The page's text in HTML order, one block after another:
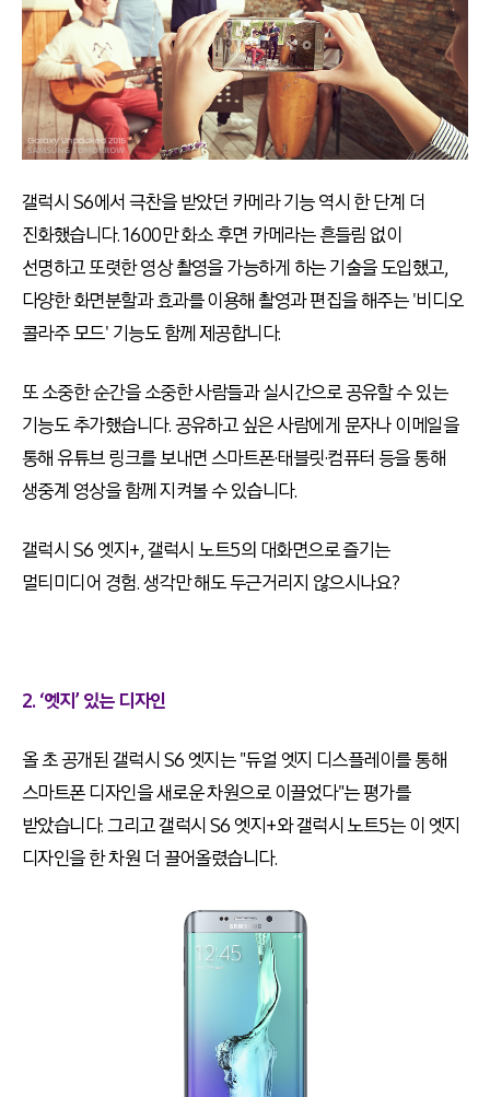
갤럭시 S6에서 극찬을 받았던 카메라 기능 역시 한 단계 더
진화했습니다. 1600만 화소 후면 카메라는 흔들림 없이
선명하고 또렷한 영상 촬영을 가능하게 하는 기술을 도입했고,
다양한 화면분할과 효과를 이용해 촬영과 편집을 해주는 '비디오
콜라주 모드' 기능도 함께 제공합니다.
또 소중한 순간을 소중한 사람들과 실시간으로 공유할 수 있는
기능도 추가했습니다. 공유하고 싶은 사람에게 문자나 이메일을
통해 유튜브 링크를 보내면 스마트폰·태블릿·컴퓨터 등을 통해
생중계 영상을 함께 지켜볼 수 있습니다.
갤럭시 S6 엣지 +, 갤럭시 노트5의 대화면으로 즐기는
멀티미디어 경험. 생각만 해도 두근거리지 않으시나요?
2. ‘엣지’ 있는 디자인
올 초 공개된 갤럭시 S6 엣지는 "듀얼 엣지 디스플레이를 통해
스마트폰 디자인을 새로운 차원으로 이끌었다"는 평가를
받았습니다. 그리고 갤럭시 S6 엣지 +와 갤럭시 노트5는 이 엣지
디자인을 한 차원 더 끌어올렸습니다.